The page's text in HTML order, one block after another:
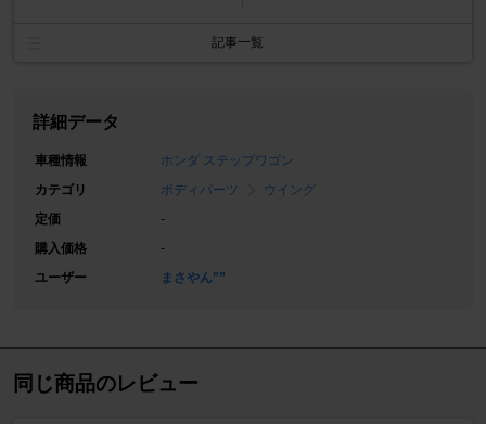
記事一覧
詳細データ
車種情報
ホンダ ステップワゴン
カテゴリ
ボディパーツ
ウイング
定価
-
購入価格
-
ユーザー
まさやん””
同じ商品のレビュー